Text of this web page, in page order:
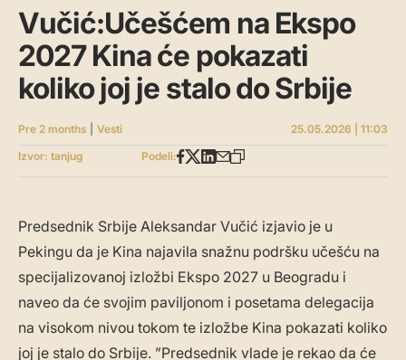
Vučić:Učešćem na Ekspo
2027 Kina će pokazati
koliko joj je stalo do Srbije
Pre 2 months Vesti
25.05.2026 | 11:03
Izvor: tanjug
Podeli:
Predsednik Srbije Aleksandar Vučić izjavio je u
Pekingu da je Kina najavila snažnu podršku učešću na
specijalizovanoj izložbi Ekspo 2027 u Beogradu i
naveo da će svojim paviljonom i posetama delegacija
na visokom nivou tokom te izložbe Kina pokazati koliko
joj je stalo do Srbije. ”Predsednik vlade je rekao da će